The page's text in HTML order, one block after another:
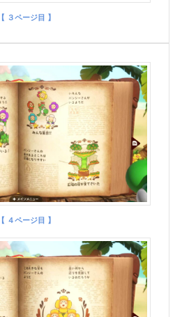
【 ３ページ目 】
【 ４ページ目 】